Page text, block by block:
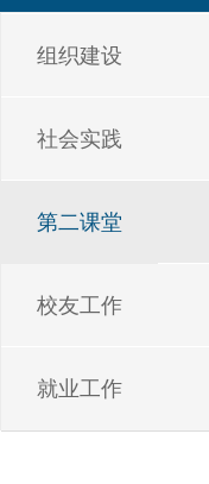
组织建设
社会实践
第二课堂
校友工作
就业工作